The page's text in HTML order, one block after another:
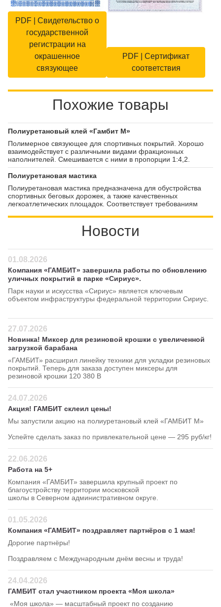
PDF | Свидетельство о
государственной
регистрации на
окрашенное
связующее
PDF | Сертификат
соответствия
Похожие товары
Полиуретановый клей «Гамбит М»
Полимерное связующее для спортивных покрытий. Хорошо
взаимодействует с различными видами фракционных
наполнителей. Смешивается с ними в пропорции 1:4,2.
Средняя скорость полимеризации — от 1 до 5 дней.
Полиуретановая мастика
Полиуретановая мастика предназначена для обустройства
спортивных беговых дорожек, а также качественных
легкоатлетических площадок. Соответствует требованиям
создает сэндвич-покрытие, состоящее из нескольких слоев.
Наносится на бетонные основания, образуя прочную и
эластичную поверхность.Новости
01.08.2026
Компания «ГАМБИТ» завершила работы по обновлению
уличных покрытий в парке «Сириус».
Парк науки и искусства «Сириус» является ключевым
объектом инфраструктуры федеральной территории Сириус.
27.07.2026
Новинка! Миксер для резиновой крошки с увеличенной
загрузкой барабана
«ГАМБИТ» расширил линейку техники для укладки резиновых
покрытий. Теперь для заказа доступен миксеры для
резиновой крошки 120 380 В
24.07.2026
Акция! ГАМБИТ склеил цены!
Мы запустили акцию на полиуретановый клей «ГАМБИТ М»
Успейте сделать заказ по привлекательной цене — 295 руб/кг!
22.06.2026
Работа на 5+
Компания «ГАМБИТ» завершила крупный проект по
благоустройству территории московской
школы в Северном административном округе.
01.05.2026
Компания «ГАМБИТ» поздравляет партнёров с 1 мая!
Дорогие партнёры!
Поздравляем с Международным днём весны и труда!
24.04.2026
ГАМБИТ стал участником проекта «Моя школа»
«Моя школа» — масштабный проект по созданию